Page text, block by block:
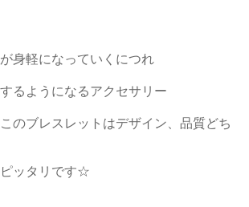
身軽になっていくにつれ
るようになるアクセサリー
のブレスレットはデザイン、品質どち
ッタリです☆